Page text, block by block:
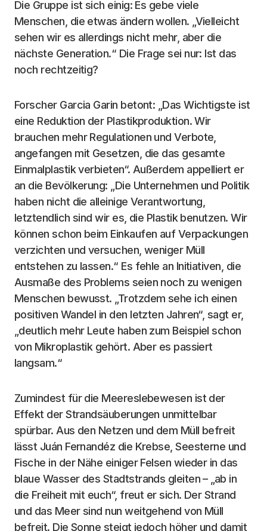
Die Gruppe ist sich einig: Es gebe viele
Menschen, die etwas ändern wollen. „Vielleicht
sehen wir es allerdings nicht mehr, aber die
nächste Generation.“ Die Frage sei nur: Ist das
noch rechtzeitig?
Forscher Garcia Garin betont: „Das Wichtigste ist
eine Reduktion der Plastikproduktion. Wir
brauchen mehr Regulationen und Verbote,
angefangen mit Gesetzen, die das gesamte
Einmalplastik verbieten“. Außerdem appelliert er
an die Bevölkerung: „Die Unternehmen und Politik
haben nicht die alleinige Verantwortung,
letztendlich sind wir es, die Plastik benutzen. Wir
können schon beim Einkaufen auf Verpackungen
verzichten und versuchen, weniger Müll
entstehen zu lassen.“ Es fehle an Initiativen, die
Ausmaße des Problems seien noch zu wenigen
Menschen bewusst. „Trotzdem sehe ich einen
positiven Wandel in den letzten Jahren“, sagt er,
„deutlich mehr Leute haben zum Beispiel schon
von Mikroplastik gehört. Aber es passiert
langsam.“
Zumindest für die Meereslebewesen ist der
Effekt der Strandsäuberungen unmittelbar
spürbar. Aus den Netzen und dem Müll befreit
lässt Juán Fernandéz die Krebse, Seesterne und
Fische in der Nähe einiger Felsen wieder in das
blaue Wasser des Stadtstrands gleiten – „ab in
die Freiheit mit euch“, freut er sich. Der Strand
und das Meer sind nun weitgehend von Müll
befreit. Die Sonne steigt jedoch höher und damit